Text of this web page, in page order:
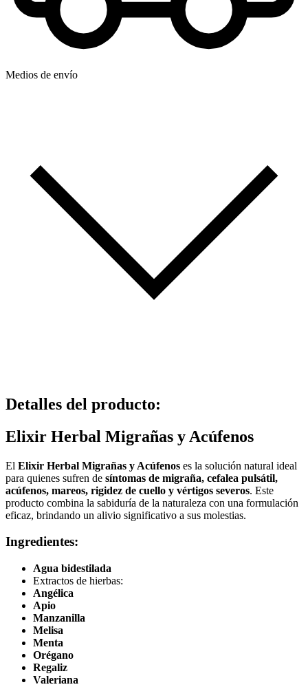
Medios de envío
Detalles del producto:
Elixir Herbal Migrañas y Acúfenos
El Elixir Herbal Migrañas y Acúfenos es la solución natural ideal
para quienes sufren de síntomas de migraña, cefalea pulsátil,
acúfenos, mareos, rigidez de cuello y vértigos severos. Este
producto combina la sabiduría de la naturaleza con una formulación
eficaz, brindando un alivio significativo a sus molestias.
Ingredientes:
Agua bidestilada
Extractos de hierbas:
Angélica
Apio
Manzanilla
Melisa
Menta
Orégano
Regaliz
Valeriana